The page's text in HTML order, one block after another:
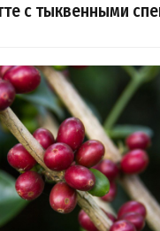
с тыквенными